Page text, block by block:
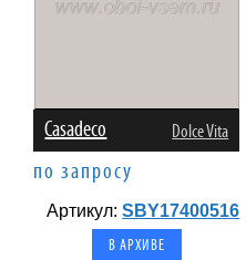
Casadeco Dolce Vita
по запросу
Артикул:SBY17400516
В АРХИВЕ